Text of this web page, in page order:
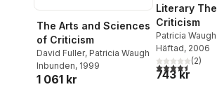
The Arts and Sciences
of Criticism
David Fuller, Patricia Waugh
Inbunden, 1999
1 061 kr
Literary
Criticism
Patricia Waugh
Häftad, 2006
4,5utav 5(2)
743 kr